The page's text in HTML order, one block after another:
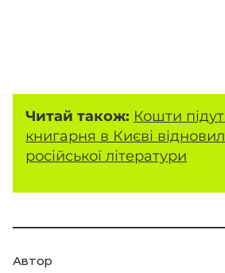
Читай також: Кошти
книгарня в Києві
російської літератури
Автор